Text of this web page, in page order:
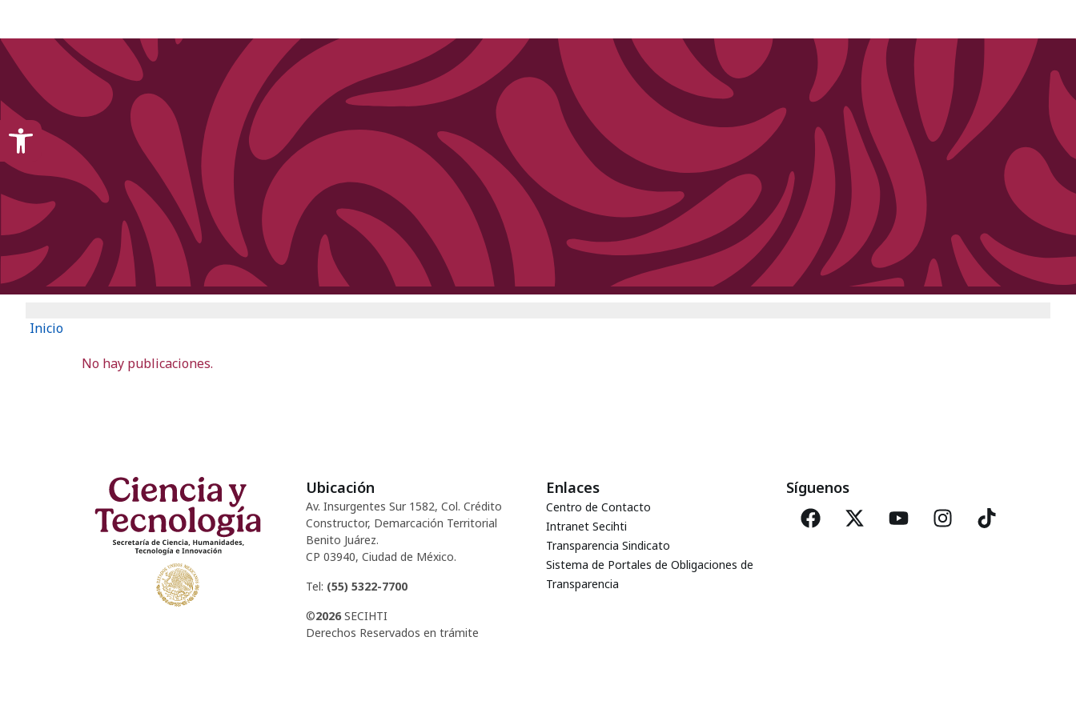
Inicio
No hay publicaciones.
Ubicación
Av. Insurgentes Sur 1582, Col. Crédito
Constructor, Demarcación Territorial
Benito Juárez.
CP 03940, Ciudad de México.
Tel: (55) 5322-7700
©2026 SECIHTI
Derechos Reservados en trámite
Enlaces
Centro de Contacto
Intranet Secihti
Transparencia Sindicato
Sistema de Portales de Obligaciones de
Transparencia
Síguenos
Open toolbar